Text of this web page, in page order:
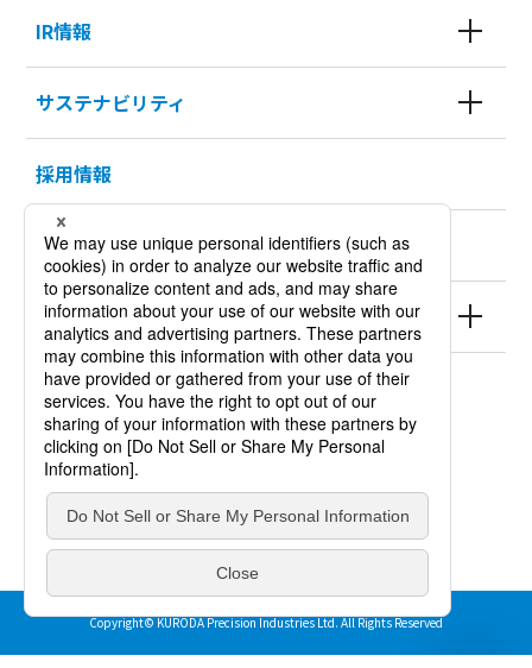
IR情報
サステナビリティ
採用情報
KURODA HISTORY 100
製品情報
サイトポリシー
個人情報保護方針
サイトマップ
Copyright© KURODA Precision Industries Ltd. All Rights Reserved